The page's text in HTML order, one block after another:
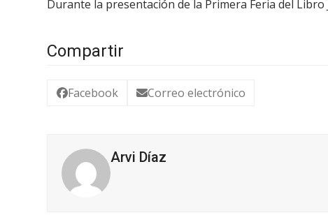
Durante la presentación de la Primera Feria del
Compartir
Facebook Correo electrónico
Arvi Díaz